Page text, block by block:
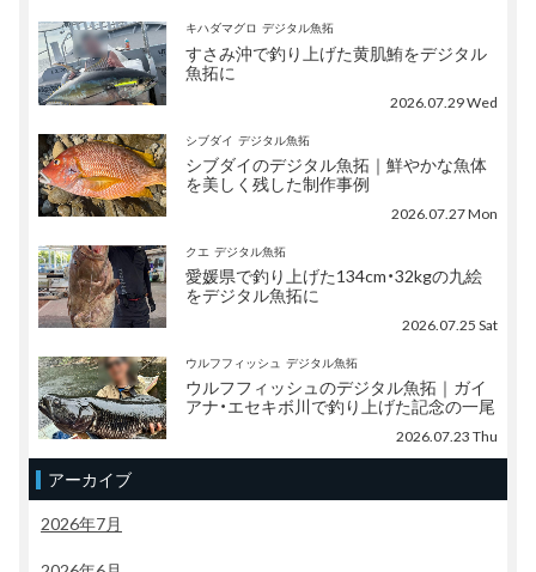
キハダマグロ デジタル魚拓
すさみ沖で釣り上げた黄肌鮪をデジタル
魚拓に
2026.07.29 Wed
シブダイ デジタル魚拓
シブダイのデジタル魚拓｜鮮やかな魚体
を美しく残した制作事例
2026.07.27 Mon
クエ デジタル魚拓
愛媛県で釣り上げた134cm・32kgの九絵
をデジタル魚拓に
2026.07.25 Sat
ウルフフィッシュ デジタル魚拓
ウルフフィッシュのデジタル魚拓｜ガイ
アナ・エセキボ川で釣り上げた記念の一尾
2026.07.23 Thu
アーカイブ
2026年7月